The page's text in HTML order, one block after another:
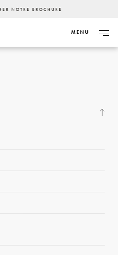
NOTRE BROCHURE
MENU